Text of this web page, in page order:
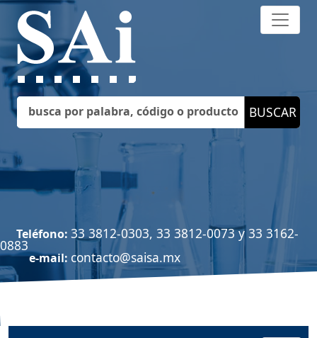
Teléfono: 33 3812-0303, 33 3812-0073 y 33 3162-
0883
e-mail: contacto@saisa.mx